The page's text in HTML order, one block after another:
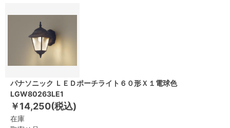
パナソニック ＬＥＤポーチライト６０形Ｘ１電球色
LGW80263LE1
￥14,250(税込)
在庫